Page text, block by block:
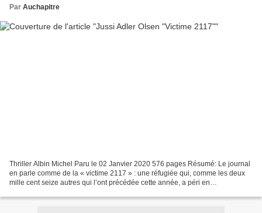
Par Auchapitre
Thriller Albin Michel Paru le 02 Janvier 2020 576 pages Résumé: Le journal
en parle comme de la « victime 2117 » : une réfugiée qui, comme les deux
mille cent seize autres qui l’ont précédée cette année, a péri en